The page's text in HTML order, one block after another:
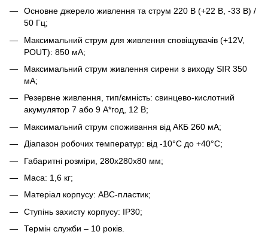
Основне джерело живлення та струм 220 В (+22 В, -33 В) /
50 Гц;
Максимальний струм для живлення сповіщувачів (+12V,
POUT): 850 мА;
Максимальний струм живлення сирени з виходу SIR 350
мА;
Резервне живлення, тип/ємність: свинцево-кислотний
акумулятор 7 або 9 А*год, 12 В;
Максимальний струм споживання від АКБ 260 мА;
Діапазон робочих температур: від -10°С до +40°С;
Габаритні розміри, 280х280х80 мм;
Маса: 1,6 кг;
Матеріал корпусу: АВС-пластик;
Ступінь захисту корпусу: ІР30;
Термін служби – 10 років.